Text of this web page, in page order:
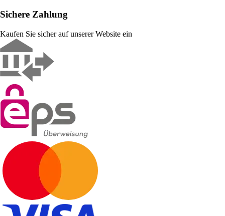
Sichere Zahlung
Kaufen Sie sicher auf unserer Website ein